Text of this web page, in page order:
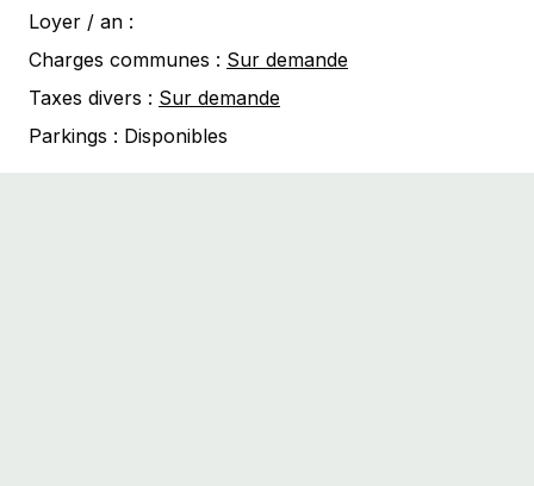
Loyer / an :
Charges communes : Sur demande
Taxes divers : Sur demande
Parkings : Disponibles